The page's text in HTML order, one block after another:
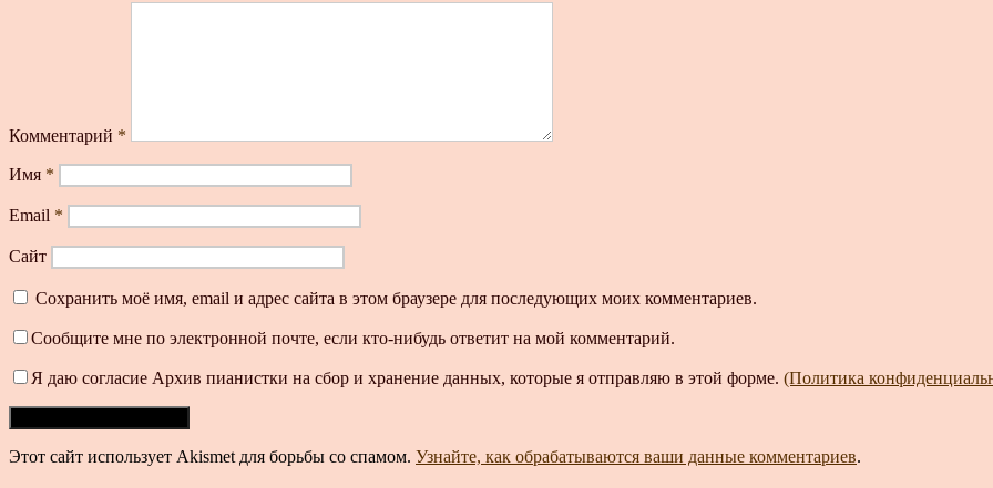
Комментарий *
Имя *
Email *
Сайт
Сохранить моё имя, email и адрес сайта в этом браузере для последующих моих комментариев.
Сообщите мне по электронной почте, если кто-нибудь ответит на мой комментарий.
Я даю согласие Архив пианистки на сбор и хранение данных, которые я отправляю в этой форме. (Политика
Этот сайт использует Akismet для борьбы со спамом. Узнайте, как обрабатываются ваши данные комментариев.